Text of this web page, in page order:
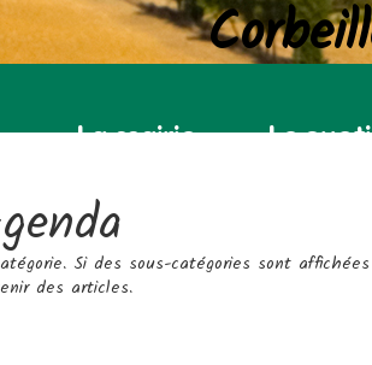
La mairie Le
Si des sous-catégories sont affichées
des articles.